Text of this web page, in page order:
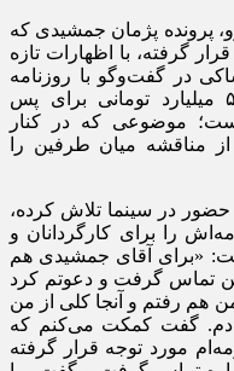
پرونده پژمان جمشیدی که
گرفته، با اظهارات تازه
در گفت‌و‌گو با روزنامه
«هم‌میهن» مدعی شده پیشنهادی ۵۰ میلیارد تومانی برای پس
موضوعی که در کنار
از مناقشه میان طرفین را
در سینما تلاش کرده،
را برای کارگردانان و
«برای آقای جمشیدی هم
من تماس گرفت و دعوتم کرد
هم رفتم و آنجا کلی از من
گفت کمکت می‌کنم که
مورد توجه قرار گرفته